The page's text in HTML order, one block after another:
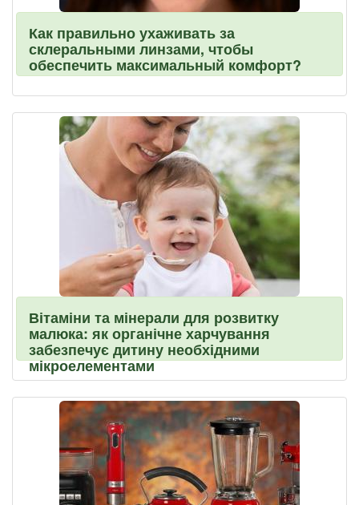
Как правильно ухаживать за
склеральными линзами, чтобы
обеспечить максимальный комфорт?
Вітаміни та мінерали для розвитку
малюка: як органічне харчування
забезпечує дитину необхідними
мікроелементами